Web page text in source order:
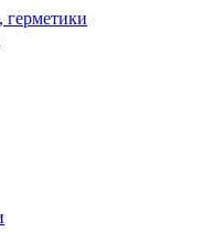
герметики